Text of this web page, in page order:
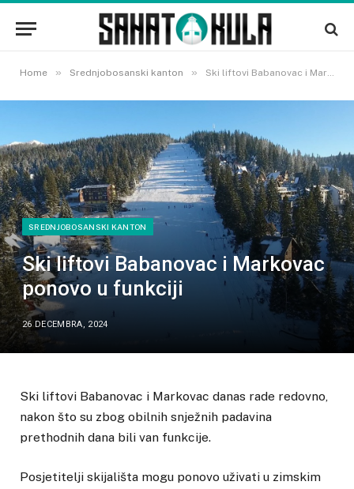
Home » Srednjobosanski kanton » Ski liftovi Babanovac i Markovac ponovo u funkciji
SREDNJOBOSANSKI KANTON
Ski liftovi Babanovac i Markovac
ponovo u funkciji
26 DECEMBRA, 2024
Ski liftovi Babanovac i Markovac danas rade redovno,
nakon što su zbog obilnih snježnih padavina
prethodnih dana bili van funkcije.
Posjetitelji skijališta mogu ponovo uživati u zimskim